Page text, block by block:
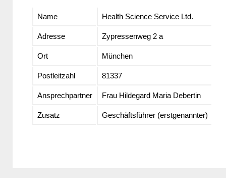
Name Health Science Service Ltd.
Adresse Zypressenweg 2 a
Ort München
Postleitzahl 81337
Ansprechpartner Frau Hildegard Maria Debertin
Zusatz Geschäftsführer (erstgenannter)